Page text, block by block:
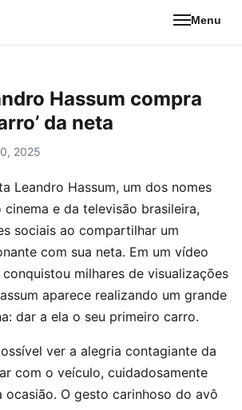
Menu
Hassum compra
da neta
2025
Leandro Hassum, um dos nomes
e da televisão brasileira,
sociais ao compartilhar um
com sua neta. Em um vídeo
milhares de visualizações
aparece realizando um grande
dar a ela o seu primeiro carro.
ver a alegria contagiante da
com o veículo, cuidadosamente
ocasião. O gesto carinhoso do avô